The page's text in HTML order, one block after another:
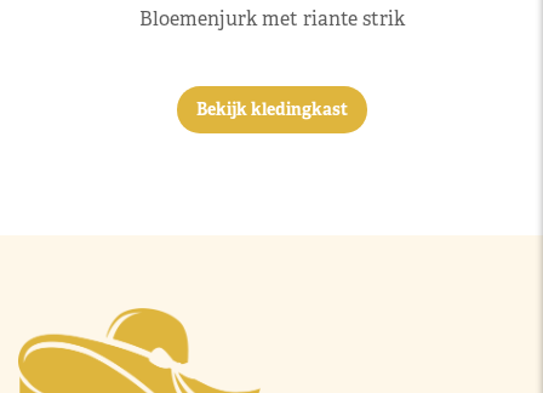
Bloemenjurk met riante strik
Bekijk kledingkast